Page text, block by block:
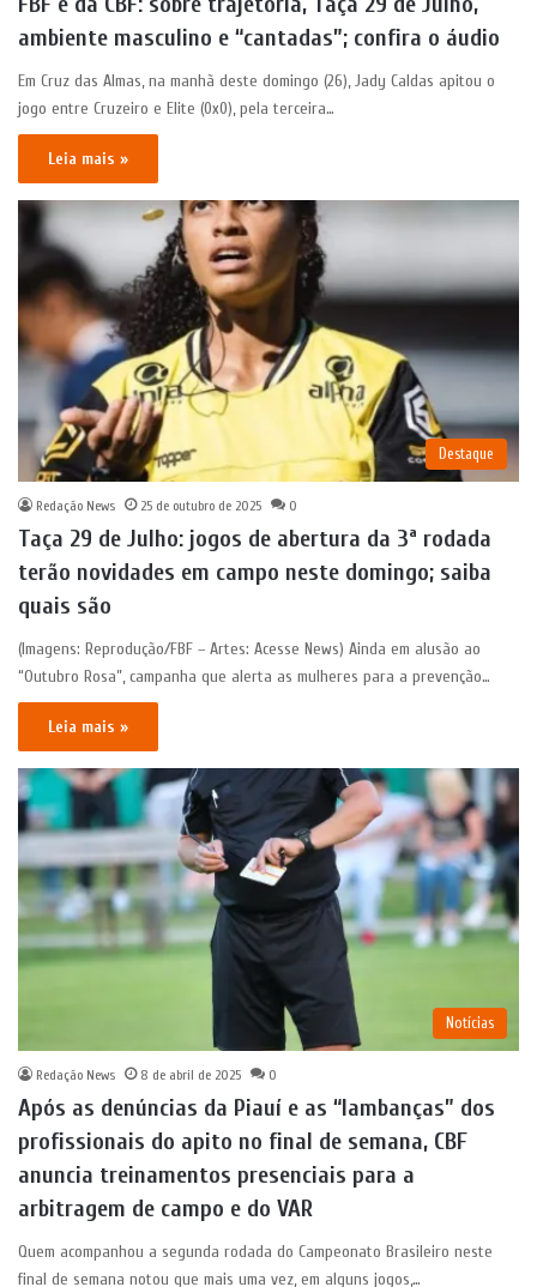
ambiente masculino e “cantadas”; confira o áudio
Em Cruz das Almas, na manhã deste domingo (26), Jady Caldas apitou o
jogo entre Cruzeiro e Elite (0x0), pela terceira…
Leia mais »
Destaque
Redação News 25 de outubro de 2025 0
Taça 29 de Julho: jogos de abertura da 3ª rodada
terão novidades em campo neste domingo; saiba
quais são
(Imagens: Reprodução/FBF – Artes: Acesse News) Ainda em alusão ao
“Outubro Rosa”, campanha que alerta as mulheres para a prevenção…
Leia mais »
Notícias
Redação News 8 de abril de 2025 0
Após as denúncias da Piauí e as “lambanças” dos
profissionais do apito no final de semana, CBF
anuncia treinamentos presenciais para a
arbitragem de campo e do VAR
Quem acompanhou a segunda rodada do Campeonato Brasileiro neste
final de semana notou que mais uma vez, em alguns jogos,…